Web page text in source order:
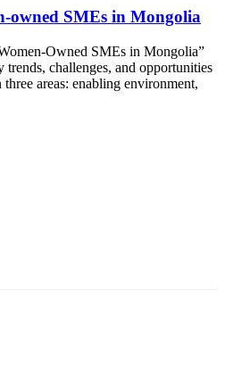
owned SMEs in Mongolia
Owned SMEs in Mongolia”
trends, challenges, and opportunities
areas: enabling environment,